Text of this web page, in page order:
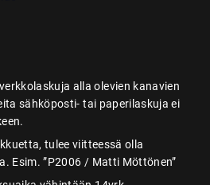
alla olevien kanavien
sähköposti- tai paperilaskuja ei
tulee viitteessä olla
Esim. ”P2006 / Matti Möttönen”